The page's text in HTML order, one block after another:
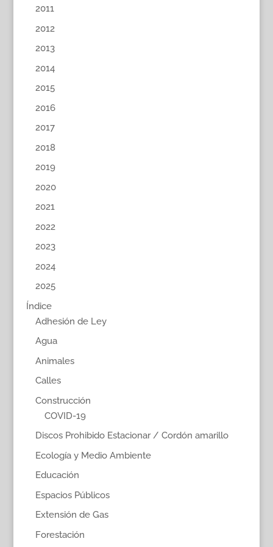
2011
2012
2013
2014
2015
2016
2017
2018
2019
2020
2021
2022
2023
2024
2025
Índice
Adhesión de Ley
Agua
Animales
Calles
Construcción
COVID-19
Discos Prohibido Estacionar / Cordón amarillo
Ecología y Medio Ambiente
Educación
Espacios Públicos
Extensión de Gas
Forestación